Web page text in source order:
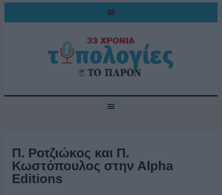
Π. Ροτζιώκος και Π.
Κωστόπουλος στην Alpha
Editions